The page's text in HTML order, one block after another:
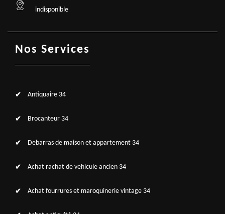
indisponible
Nos Services
Antiquaire 34
Brocanteur 34
Debarras de maison et appartement 34
Achat rachat de vehicule ancien 34
Achat fourrures et maroquinerie vintage 34